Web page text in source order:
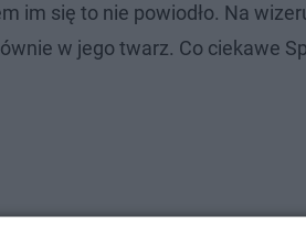
im się to nie powiodło. Na
w jego twarz. Co ciekawe